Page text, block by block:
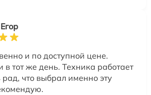
и по доступной цене.
в тот же день. Техника работает
что выбрал именно эту